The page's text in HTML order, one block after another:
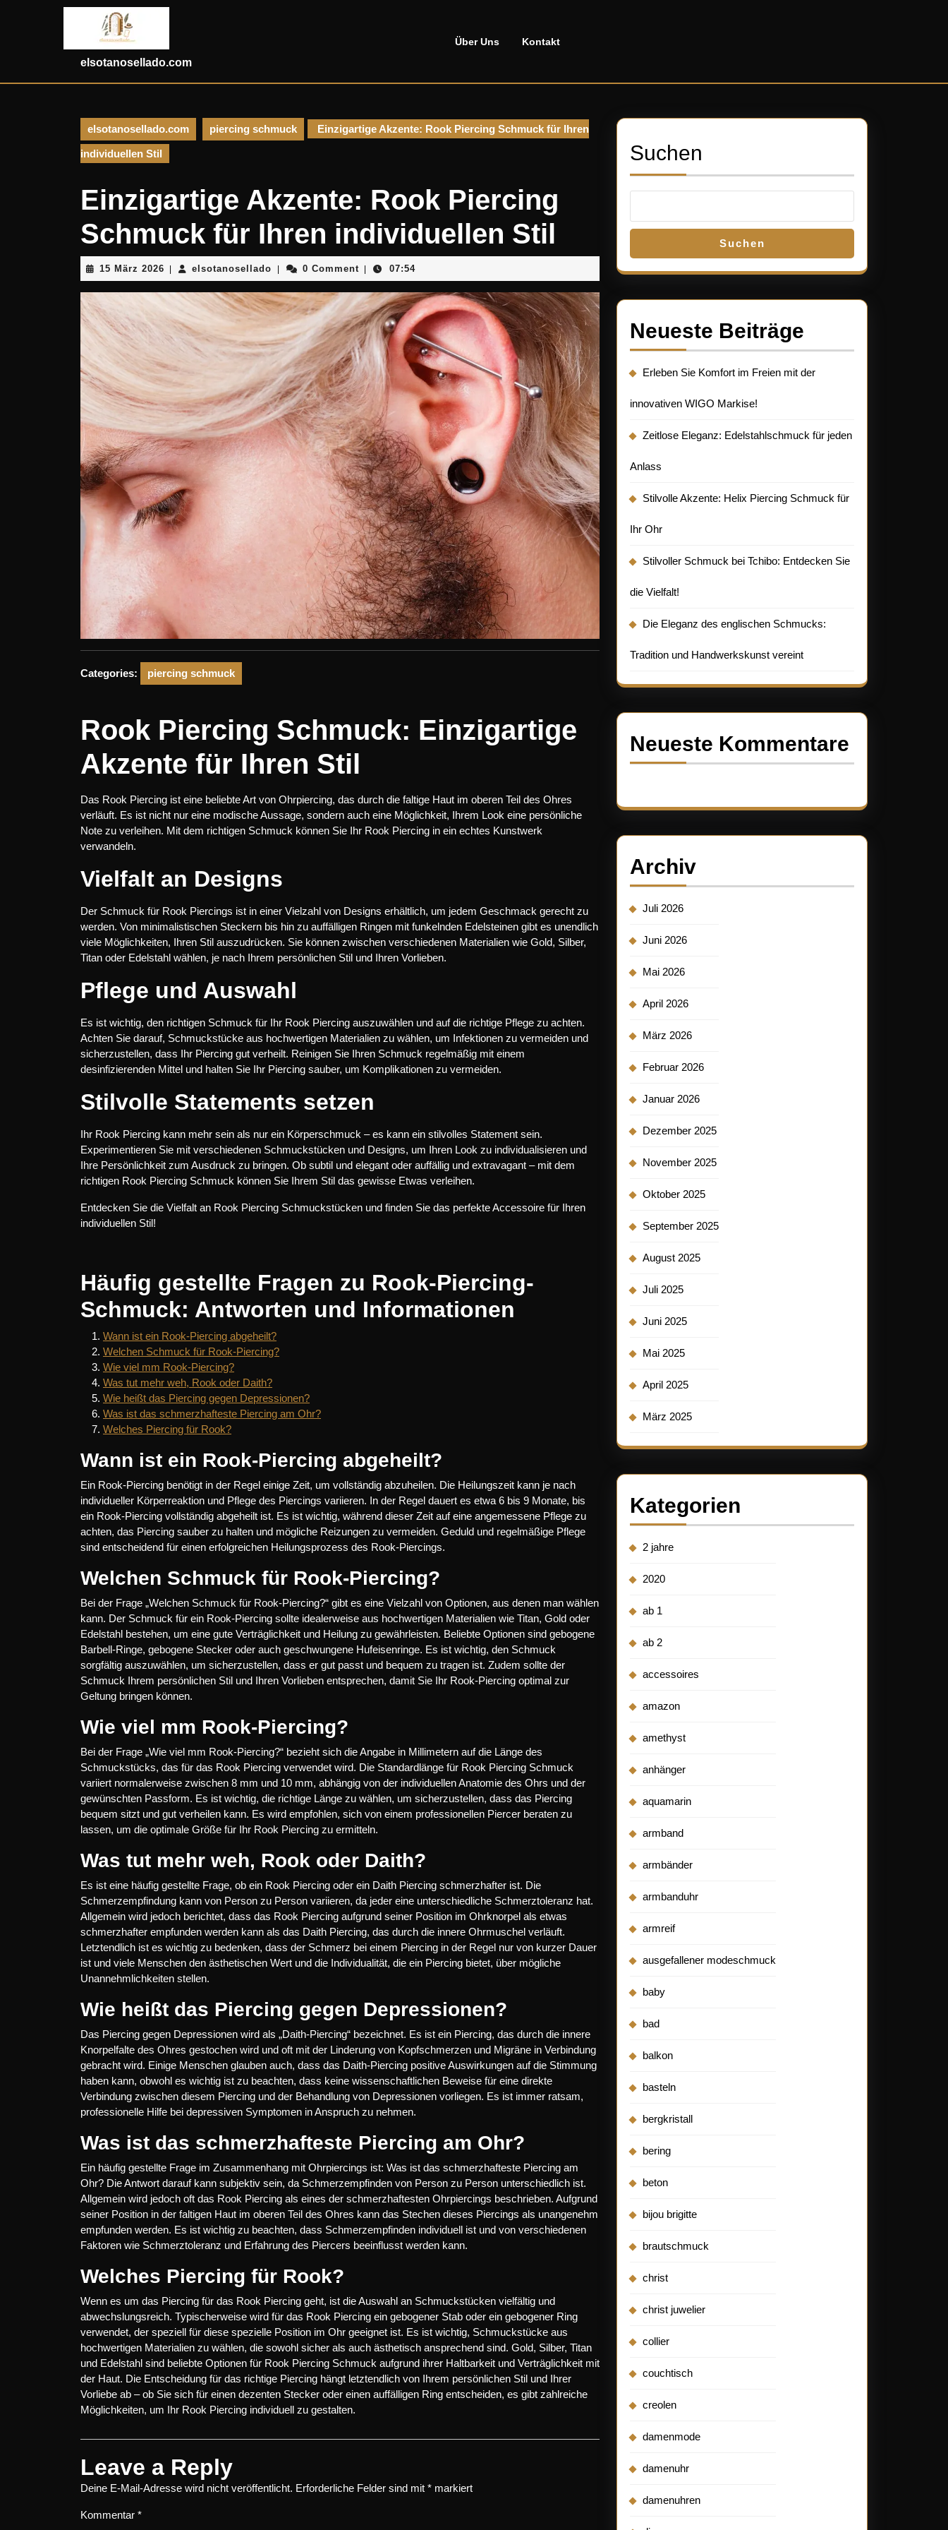
elsotanosellado.com
Über Uns Kontakt
elsotanosellado.com piercing schmuck Einzigartige Akzente: Rook Piercing Schmuck für Ihren
individuellen Stil
Einzigartige Akzente: Rook Piercing
Schmuck für Ihren individuellen Stil
15 März 2026 15
März
2026
elsotanosellado elsotanosellado
0 Comment 07:54
Categories: piercing schmuck
Rook Piercing Schmuck: Einzigartige
Akzente für Ihren Stil
Das Rook Piercing ist eine beliebte Art von Ohrpiercing, das durch die faltige Haut im oberen Teil des Ohres
verläuft. Es ist nicht nur eine modische Aussage, sondern auch eine Möglichkeit, Ihrem Look eine persönliche
Note zu verleihen. Mit dem richtigen Schmuck können Sie Ihr Rook Piercing in ein echtes Kunstwerk
verwandeln.
Vielfalt an Designs
Der Schmuck für Rook Piercings ist in einer Vielzahl von Designs erhältlich, um jedem Geschmack gerecht zu
werden. Von minimalistischen Steckern bis hin zu auffälligen Ringen mit funkelnden Edelsteinen gibt es unendlich
viele Möglichkeiten, Ihren Stil auszudrücken. Sie können zwischen verschiedenen Materialien wie Gold, Silber,
Titan oder Edelstahl wählen, je nach Ihrem persönlichen Stil und Ihren Vorlieben.
Pflege und Auswahl
Es ist wichtig, den richtigen Schmuck für Ihr Rook Piercing auszuwählen und auf die richtige Pflege zu achten.
Achten Sie darauf, Schmuckstücke aus hochwertigen Materialien zu wählen, um Infektionen zu vermeiden und
sicherzustellen, dass Ihr Piercing gut verheilt. Reinigen Sie Ihren Schmuck regelmäßig mit einem
desinfizierenden Mittel und halten Sie Ihr Piercing sauber, um Komplikationen zu vermeiden.
Stilvolle Statements setzen
Ihr Rook Piercing kann mehr sein als nur ein Körperschmuck – es kann ein stilvolles Statement sein.
Experimentieren Sie mit verschiedenen Schmuckstücken und Designs, um Ihren Look zu individualisieren und
Ihre Persönlichkeit zum Ausdruck zu bringen. Ob subtil und elegant oder auffällig und extravagant – mit dem
richtigen Rook Piercing Schmuck können Sie Ihrem Stil das gewisse Etwas verleihen.
Entdecken Sie die Vielfalt an Rook Piercing Schmuckstücken und finden Sie das perfekte Accessoire für Ihren
individuellen Stil!
Häufig gestellte Fragen zu Rook-Piercing-
Schmuck: Antworten und Informationen
Wann ist ein Rook-Piercing abgeheilt?
Welchen Schmuck für Rook-Piercing?
Wie viel mm Rook-Piercing?
Was tut mehr weh, Rook oder Daith?
Wie heißt das Piercing gegen Depressionen?
Was ist das schmerzhafteste Piercing am Ohr?
Welches Piercing für Rook?
Wann ist ein Rook-Piercing abgeheilt?
Ein Rook-Piercing benötigt in der Regel einige Zeit, um vollständig abzuheilen. Die Heilungszeit kann je nach
individueller Körperreaktion und Pflege des Piercings variieren. In der Regel dauert es etwa 6 bis 9 Monate, bis
ein Rook-Piercing vollständig abgeheilt ist. Es ist wichtig, während dieser Zeit auf eine angemessene Pflege zu
achten, das Piercing sauber zu halten und mögliche Reizungen zu vermeiden. Geduld und regelmäßige Pflege
sind entscheidend für einen erfolgreichen Heilungsprozess des Rook-Piercings.
Welchen Schmuck für Rook-Piercing?
Bei der Frage „Welchen Schmuck für Rook-Piercing?“ gibt es eine Vielzahl von Optionen, aus denen man wählen
kann. Der Schmuck für ein Rook-Piercing sollte idealerweise aus hochwertigen Materialien wie Titan, Gold oder
Edelstahl bestehen, um eine gute Verträglichkeit und Heilung zu gewährleisten. Beliebte Optionen sind gebogene
Barbell-Ringe, gebogene Stecker oder auch geschwungene Hufeisenringe. Es ist wichtig, den Schmuck
sorgfältig auszuwählen, um sicherzustellen, dass er gut passt und bequem zu tragen ist. Zudem sollte der
Schmuck Ihrem persönlichen Stil und Ihren Vorlieben entsprechen, damit Sie Ihr Rook-Piercing optimal zur
Geltung bringen können.
Wie viel mm Rook-Piercing?
Bei der Frage „Wie viel mm Rook-Piercing?“ bezieht sich die Angabe in Millimetern auf die Länge des
Schmuckstücks, das für das Rook Piercing verwendet wird. Die Standardlänge für Rook Piercing Schmuck
variiert normalerweise zwischen 8 mm und 10 mm, abhängig von der individuellen Anatomie des Ohrs und der
gewünschten Passform. Es ist wichtig, die richtige Länge zu wählen, um sicherzustellen, dass das Piercing
bequem sitzt und gut verheilen kann. Es wird empfohlen, sich von einem professionellen Piercer beraten zu
lassen, um die optimale Größe für Ihr Rook Piercing zu ermitteln.
Was tut mehr weh, Rook oder Daith?
Es ist eine häufig gestellte Frage, ob ein Rook Piercing oder ein Daith Piercing schmerzhafter ist. Die
Schmerzempfindung kann von Person zu Person variieren, da jeder eine unterschiedliche Schmerztoleranz hat.
Allgemein wird jedoch berichtet, dass das Rook Piercing aufgrund seiner Position im Ohrknorpel als etwas
schmerzhafter empfunden werden kann als das Daith Piercing, das durch die innere Ohrmuschel verläuft.
Letztendlich ist es wichtig zu bedenken, dass der Schmerz bei einem Piercing in der Regel nur von kurzer Dauer
ist und viele Menschen den ästhetischen Wert und die Individualität, die ein Piercing bietet, über mögliche
Unannehmlichkeiten stellen.
Wie heißt das Piercing gegen Depressionen?
Das Piercing gegen Depressionen wird als „Daith-Piercing“ bezeichnet. Es ist ein Piercing, das durch die innere
Knorpelfalte des Ohres gestochen wird und oft mit der Linderung von Kopfschmerzen und Migräne in Verbindung
gebracht wird. Einige Menschen glauben auch, dass das Daith-Piercing positive Auswirkungen auf die Stimmung
haben kann, obwohl es wichtig ist zu beachten, dass keine wissenschaftlichen Beweise für eine direkte
Verbindung zwischen diesem Piercing und der Behandlung von Depressionen vorliegen. Es ist immer ratsam,
professionelle Hilfe bei depressiven Symptomen in Anspruch zu nehmen.
Was ist das schmerzhafteste Piercing am Ohr?
Ein häufig gestellte Frage im Zusammenhang mit Ohrpiercings ist: Was ist das schmerzhafteste Piercing am
Ohr? Die Antwort darauf kann subjektiv sein, da Schmerzempfinden von Person zu Person unterschiedlich ist.
Allgemein wird jedoch oft das Rook Piercing als eines der schmerzhaftesten Ohrpiercings beschrieben. Aufgrund
seiner Position in der faltigen Haut im oberen Teil des Ohres kann das Stechen dieses Piercings als unangenehm
empfunden werden. Es ist wichtig zu beachten, dass Schmerzempfinden individuell ist und von verschiedenen
Faktoren wie Schmerztoleranz und Erfahrung des Piercers beeinflusst werden kann.
Welches Piercing für Rook?
Wenn es um das Piercing für das Rook Piercing geht, ist die Auswahl an Schmuckstücken vielfältig und
abwechslungsreich. Typischerweise wird für das Rook Piercing ein gebogener Stab oder ein gebogener Ring
verwendet, der speziell für diese spezielle Position im Ohr geeignet ist. Es ist wichtig, Schmuckstücke aus
hochwertigen Materialien zu wählen, die sowohl sicher als auch ästhetisch ansprechend sind. Gold, Silber, Titan
und Edelstahl sind beliebte Optionen für Rook Piercing Schmuck aufgrund ihrer Haltbarkeit und Verträglichkeit mit
der Haut. Die Entscheidung für das richtige Piercing hängt letztendlich von Ihrem persönlichen Stil und Ihrer
Vorliebe ab – ob Sie sich für einen dezenten Stecker oder einen auffälligen Ring entscheiden, es gibt zahlreiche
Möglichkeiten, um Ihr Rook Piercing individuell zu gestalten.
Leave a Reply
Deine E-Mail-Adresse wird nicht veröffentlicht. Erforderliche Felder sind mit * markiert
Kommentar *
Suchen
Suchen
Neueste Beiträge
Erleben Sie Komfort im Freien mit der
innovativen WIGO Markise!
Zeitlose Eleganz: Edelstahlschmuck für jeden
Anlass
Stilvolle Akzente: Helix Piercing Schmuck für
Ihr Ohr
Stilvoller Schmuck bei Tchibo: Entdecken Sie
die Vielfalt!
Die Eleganz des englischen Schmucks:
Tradition und Handwerkskunst vereint
Neueste Kommentare
Archiv
Juli 2026
Juni 2026
Mai 2026
April 2026
März 2026
Februar 2026
Januar 2026
Dezember 2025
November 2025
Oktober 2025
September 2025
August 2025
Juli 2025
Juni 2025
Mai 2025
April 2025
März 2025
Kategorien
2 jahre
2020
ab 1
ab 2
accessoires
amazon
amethyst
anhänger
aquamarin
armband
armbänder
armbanduhr
armreif
ausgefallener modeschmuck
baby
bad
balkon
basteln
bergkristall
bering
beton
bijou brigitte
brautschmuck
christ
christ juwelier
collier
couchtisch
creolen
damenmode
damenuhr
damenuhren